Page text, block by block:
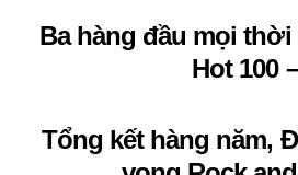
Ba hàng đầu mọi
Hot 100 –
Tổng kết hàng năm,